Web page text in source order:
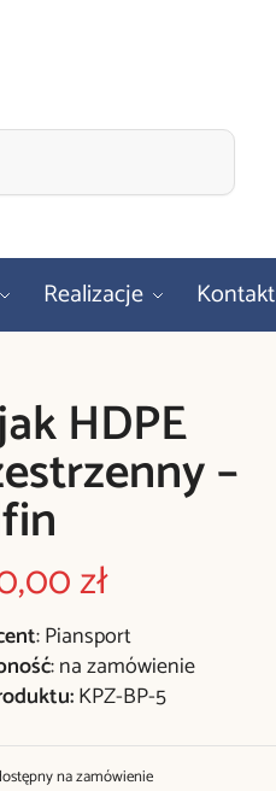
Realizacje Kontakt
HDPE
–
zł
: Piansport
: na zamówienie
KPZ-BP-5
na zamówienie